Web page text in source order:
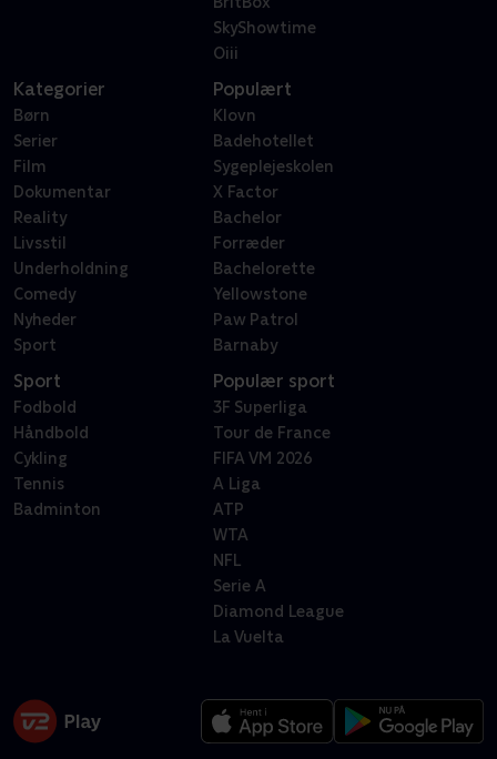
SkyShowtime
Oiii
Kategorier
Børn
Serier
Film
Dokumentar
Reality
Livsstil
Underholdning
Comedy
Nyheder
Sport
Populært
Klovn
Badehotellet
Sygeplejeskolen
X Factor
Bachelor
Forræder
Bachelorette
Yellowstone
Paw Patrol
Barnaby
Sport
Fodbold
Håndbold
Cykling
Tennis
Badminton
Populær sport
3F Superliga
Tour de France
FIFA VM 2026
A Liga
ATP
WTA
NFL
Serie A
Diamond League
La Vuelta